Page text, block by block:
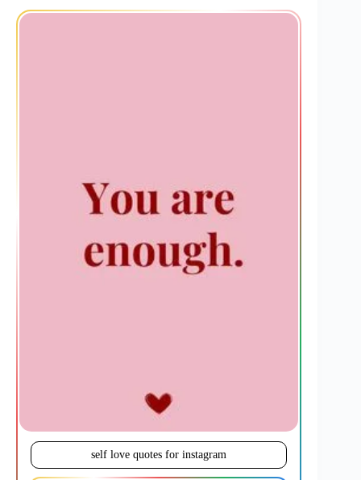
self love quotes for instagram